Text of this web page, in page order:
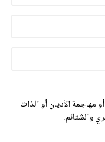
الأديان أو الذات
والشتائم.